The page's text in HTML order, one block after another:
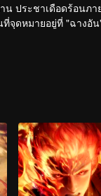
ประชาเดือดร้อนภ
ที่จุดหมายอยู่ที่ "ฉาง
อซื่อหลาง ราชสำนั